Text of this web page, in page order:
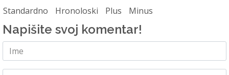
Standardno Hronoloski Plus Minus
Napišite svoj komentar!